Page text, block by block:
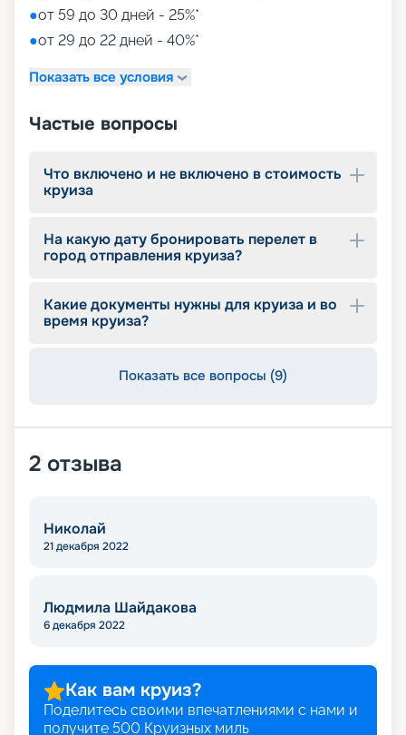
●от 59 до 30 дней - 25%*
●от 29 до 22 дней - 40%*
Показать все условия
Частые вопросы
Что включено и не включено в стоимость
круиза
На какую дату бронировать перелет в
город отправления круиза?
Какие документы нужны для круиза и во
время круиза?
Показать все вопросы (9)
2 отзыва
Николай
21 декабря 2022
Людмила Шайдакова
6 декабря 2022
Как вам круиз?
Поделитесь своими впечатлениями с нами и
получите 500 Круизных миль